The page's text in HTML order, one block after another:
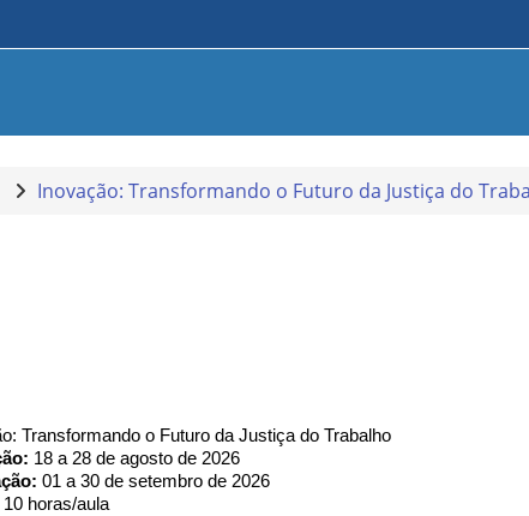
Inovação: Transformando o Futuro da Justiça do
Transformando o Futuro da Justiça do Trabalho
18 a 28 de agosto de 2026
01 a 30 de setembro de 2026
10 horas/aula